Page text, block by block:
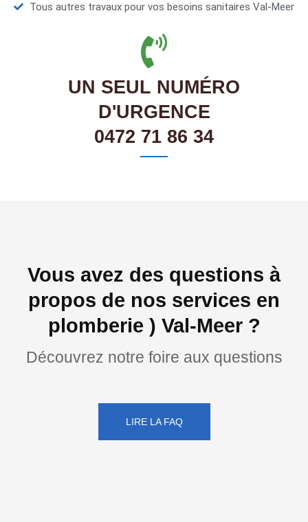
Tous autres travaux pour vos besoins sanitaires Val-Meer
UN SEUL NUMÉRO
D'URGENCE
0472 71 86 34
Vous avez des questions à
propos de nos services en
plomberie ) Val-Meer ?
Découvrez notre foire aux questions
LIRE LA FAQ